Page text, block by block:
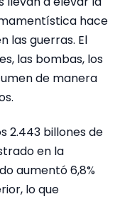
hace
las guerras. El
las bombas, los
de manera
2.443 billones de
en la
aumentó 6,8%
lo que